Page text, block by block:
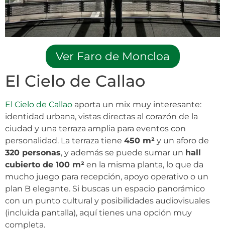
Ver Faro de Moncloa
El Cielo de Callao
El Cielo de Callao aporta un mix muy interesante:
identidad urbana, vistas directas al corazón de la
ciudad y una terraza amplia para eventos con
personalidad. La terraza tiene 450 m² y un aforo de
320 personas, y además se puede sumar un hall
cubierto de 100 m² en la misma planta, lo que da
mucho juego para recepción, apoyo operativo o un
plan B elegante. Si buscas un espacio panorámico
con un punto cultural y posibilidades audiovisuales
(incluida pantalla), aquí tienes una opción muy
completa.